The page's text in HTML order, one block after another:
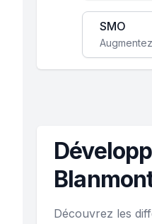
SMO
Découvrez les